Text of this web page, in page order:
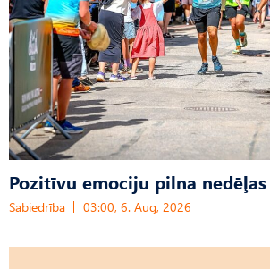
Pozitīvu emociju pilna
Sabiedrība 03:00, 6. Aug, 2026